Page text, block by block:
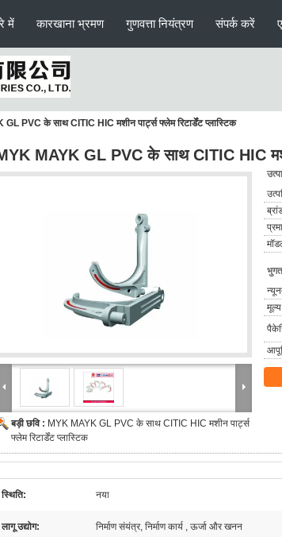
में कारखाना भ्रमण गुणवत्ता नियंत्रण संपर्क करें
PVC के साथ CITIC HIC मशीन पार्ट्स फ्लेम रिटार्डेंट प्लास्टिक
MAYK GL PVC के साथ CITIC HIC
बड़ी छवि : MYK MAYK GL PVC के साथ CITIC HIC मशीन पार्ट्स
फ्लेम रिटार्डेंट प्लास्टिक
स्थि‍ति: नया
लागू उद्योग: निर्माण संयंत्र, निर्माण कार्य , ऊर्जा और खनन